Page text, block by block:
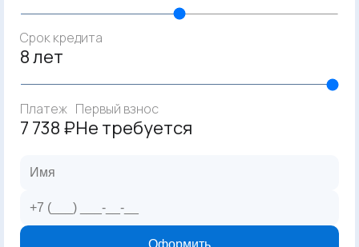
Срок кредита
8 лет
Платеж
7 738 ₽
Первый взнос
Не требуется
Оформить